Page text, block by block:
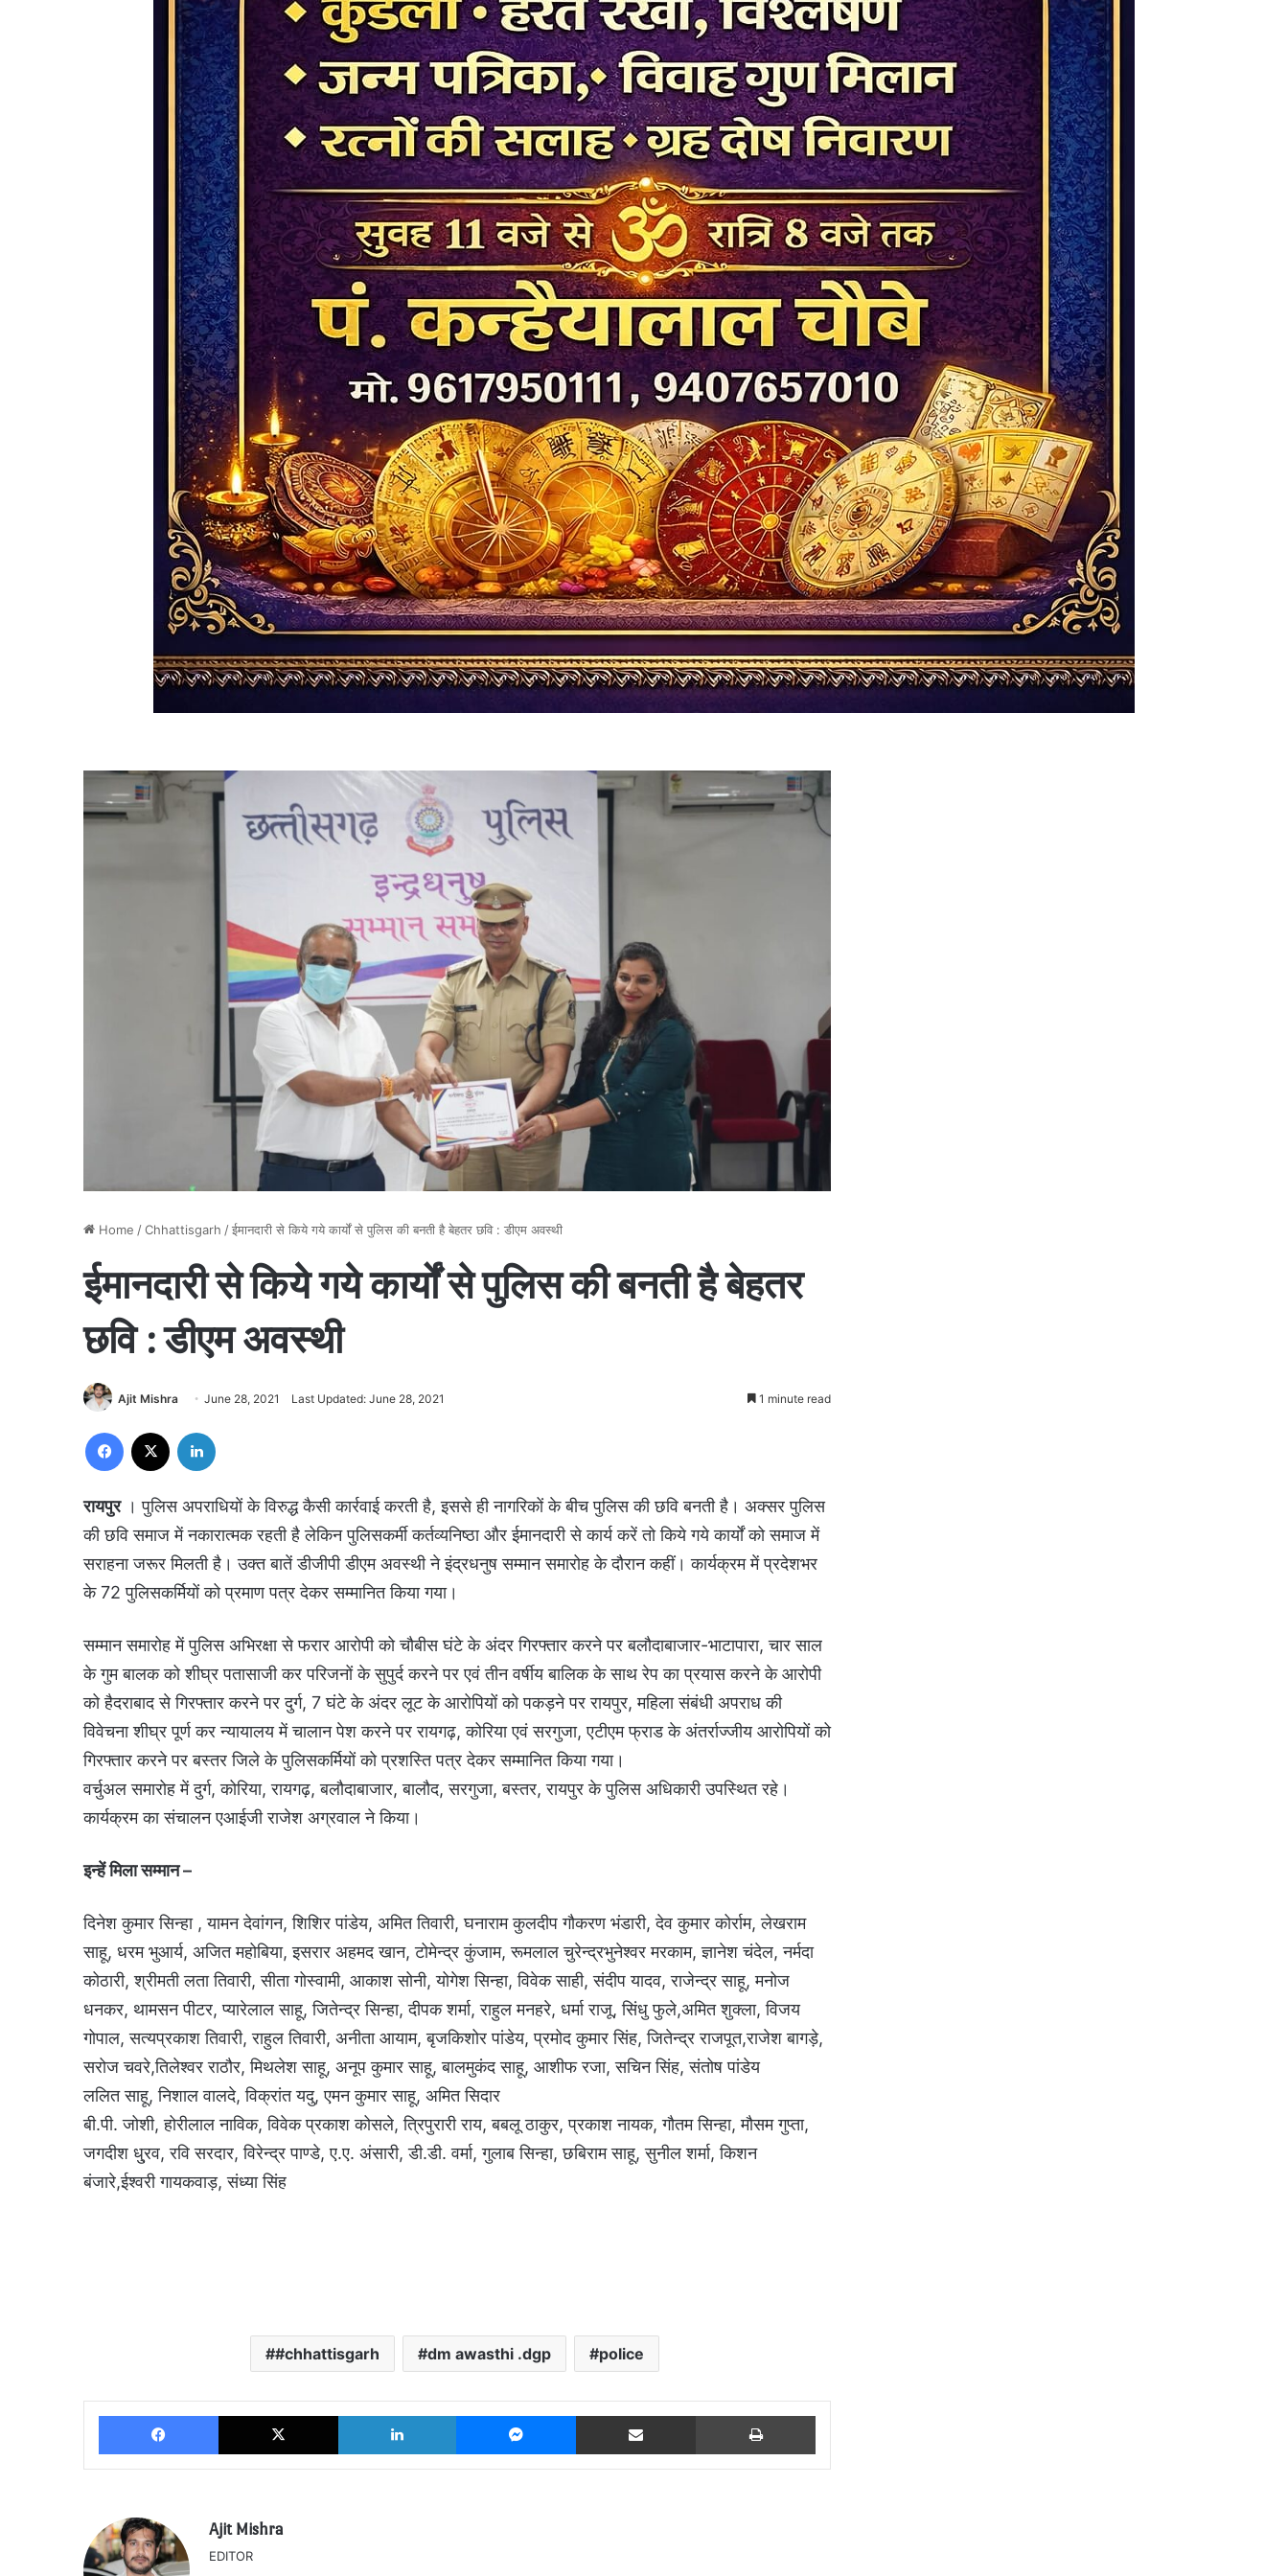
Home /Chhattisgarh /ईमानदारी से किये गये कार्यों से पुलिस की बनती है बेहतर छवि : डीएम अवस्थी
ईमानदारी से किये गये कार्यों से पुलिस की बनती है बेहतर
छवि : डीएम अवस्थी
Ajit Mishra June 28, 2021 Last Updated: June 28, 2021 1 minute read
Facebook
रायपुर। पुलिस अपराधियों के विरुद्ध कैसी कार्रवाई करती है, इससे ही नागरिकों के बीच पुलिस की छवि बनती है। अक्सर पुलिस
की छवि समाज में नकारात्मक रहती है लेकिन पुलिसकर्मी कर्तव्यनिष्ठा और ईमानदारी से कार्य करें तो किये गये कार्यों को समाज में
सराहना जरूर मिलती है। उक्त बातें डीजीपी डीएम अवस्थी ने इंद्रधनुष सम्मान समारोह के दौरान कहीं। कार्यक्रम में प्रदेशभर
के 72 पुलिसकर्मियों को प्रमाण पत्र देकर सम्मानित किया गया।
सम्मान समारोह में पुलिस अभिरक्षा से फरार आरोपी को चौबीस घंटे के अंदर गिरफ्तार करने पर बलौदाबाजार-भाटापारा, चार साल
के गुम बालक को शीघ्र पतासाजी कर परिजनों के सुपुर्द करने पर एवं तीन वर्षीय बालिक के साथ रेप का प्रयास करने के आरोपी
को हैदराबाद से गिरफ्तार करने पर दुर्ग, 7 घंटे के अंदर लूट के आरोपियों को पकड़ने पर रायपुर, महिला संबंधी अपराध की
विवेचना शीघ्र पूर्ण कर न्यायालय में चालान पेश करने पर रायगढ़, कोरिया एवं सरगुजा, एटीएम फ्राड के अंतर्राज्जीय आरोपियों को
गिरफ्तार करने पर बस्तर जिले के पुलिसकर्मियों को प्रशस्ति पत्र देकर सम्मानित किया गया।
वर्चुअल समारोह में दुर्ग, कोरिया, रायगढ़, बलौदाबाजार, बालौद, सरगुजा, बस्तर, रायपुर के पुलिस अधिकारी उपस्थित रहे।
कार्यक्रम का संचालन एआईजी राजेश अग्रवाल ने किया।
इन्हें मिला सम्मान –
दिनेश कुमार सिन्हा , यामन देवांगन, शिशिर पांडेय, अमित तिवारी, घनाराम कुलदीप गौकरण भंडारी, देव कुमार कोर्राम, लेखराम
साहू, धरम भुआर्य, अजित महोबिया, इसरार अहमद खान, टोमेन्द्र कुंजाम, रूमलाल चुरेन्द्रभुनेश्वर मरकाम, ज्ञानेश चंदेल, नर्मदा
कोठारी, श्रीमती लता तिवारी, सीता गोस्वामी, आकाश सोनी, योगेश सिन्हा, विवेक साही, संदीप यादव, राजेन्द्र साहू, मनोज
धनकर, थामसन पीटर, प्यारेलाल साहू, जितेन्द्र सिन्हा, दीपक शर्मा, राहुल मनहरे, धर्मा राजू, सिंधु फुले,अमित शुक्ला, विजय
गोपाल, सत्यप्रकाश तिवारी, राहुल तिवारी, अनीता आयाम, बृजकिशोर पांडेय, प्रमोद कुमार सिंह, जितेन्द्र राजपूत,राजेश बागड़े,
सरोज चवरे,तिलेश्वर राठौर, मिथलेश साहू, अनूप कुमार साहू, बालमुकंद साहू, आशीफ रजा, सचिन सिंह, संतोष पांडेय
ललित साहू, निशाल वालदे, विक्रांत यदु, एमन कुमार साहू, अमित सिदार
बी.पी. जोशी, होरीलाल नाविक, विवेक प्रकाश कोसले, त्रिपुरारी राय, बबलू ठाकुर, प्रकाश नायक, गौतम सिन्हा, मौसम गुप्ता,
जगदीश धु्रव, रवि सरदार, विरेन्द्र पाण्डे, ए.ए. अंसारी, डी.डी. वर्मा, गुलाब सिन्हा, छबिराम साहू, सुनील शर्मा, किशन
बंजारे,ईश्वरी गायकवाड़, संध्या सिंह
#chhattisgarh dm awasthi .dgp police
Facebook X LinkedIn Messenger Share via Email Print
Ajit Mishra
EDITOR